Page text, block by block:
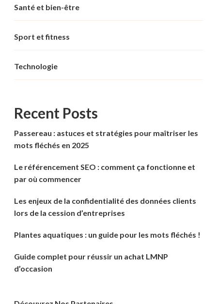
Santé et bien-être
Sport et fitness
Technologie
Recent Posts
Passereau : astuces et stratégies pour maîtriser les
mots fléchés en 2025
Le référencement SEO : comment ça fonctionne et
par où commencer
Les enjeux de la confidentialité des données clients
lors de la cession d’entreprises
Plantes aquatiques : un guide pour les mots fléchés !
Guide complet pour réussir un achat LMNP
d’occasion